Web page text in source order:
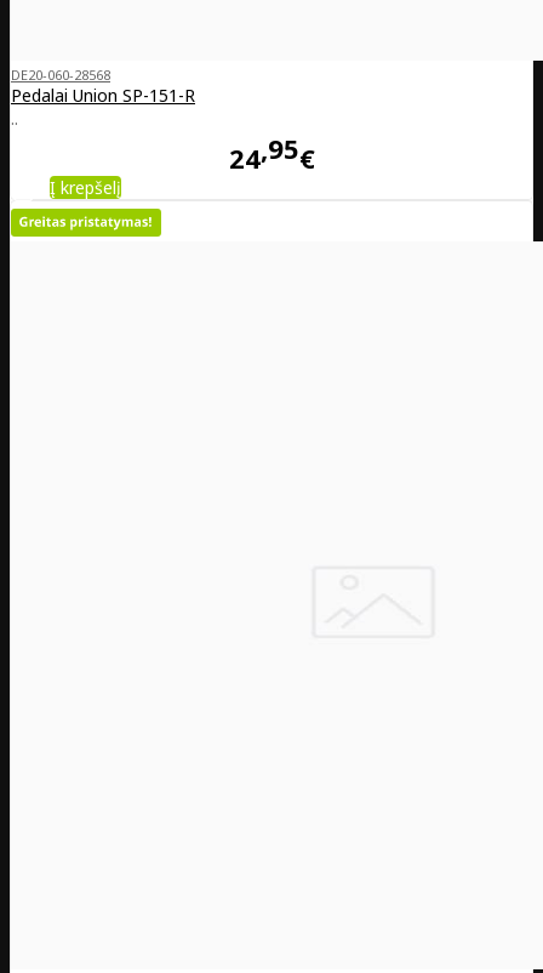
DE20-060-28568
Pedalai Union SP-151-R
..
24 95€
Į krepšelį